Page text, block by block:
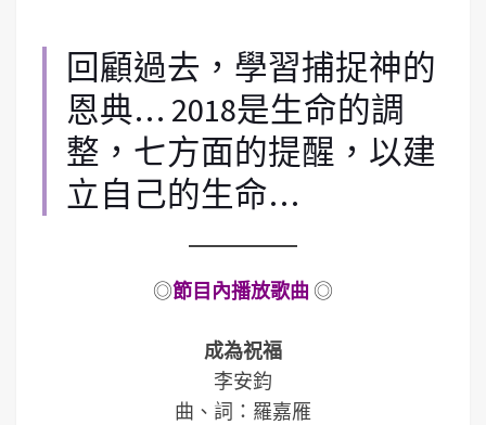
回顧過去，學習捕捉神的
恩典… 2018是生命的調
整，七方面的提醒，以建
立自己的生命…
◎節目內播放歌曲 ◎
成為祝福
李安鈞
曲、詞：羅嘉雁